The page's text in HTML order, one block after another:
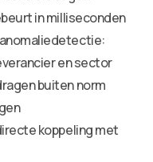
in milliseconden
en sector
buiten norm
koppeling met